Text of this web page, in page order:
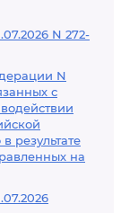
N 272-
N
с
результате
на